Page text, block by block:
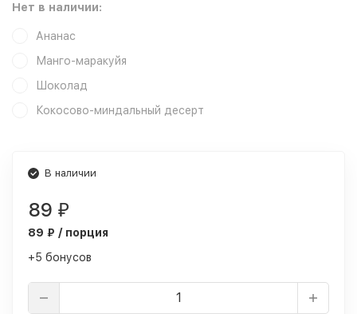
Нет в наличии:
Ананас
Манго-маракуйя
Шоколад
Кокосово-миндальный десерт
В наличии
89 ₽
89 ₽ / порция
+5 бонусов